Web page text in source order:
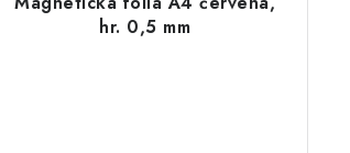
hr. 0,5 mm